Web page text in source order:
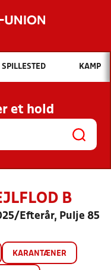
Hvad vil du søge efter?
OG NYHEDER
KLUBBER OG
SPILLESTED KAMP
et hold
B
Efterår, Pulje 85
KARANTÆNER